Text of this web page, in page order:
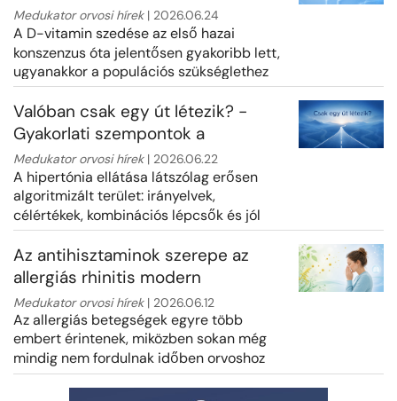
csontvédelem, hanem
immunológiai prevenció is
Medukator orvosi hírek| 2026.06.24
A D-vitamin szedése az első hazai
konszenzus óta jelentősen gyakoribb lett,
ugyanakkor a populációs szükséglethez
képest továbbra is elmaradás tapaszt...
Valóban csak egy út létezik? -
Gyakorlati szempontok a
hipertónia kezeléséhez
háziorvosoknak
Medukator orvosi hírek| 2026.06.22
A hipertónia ellátása látszólag erősen
algoritmizált terület: irányelvek,
célértékek, kombinációs lépcsők és jól
ismert gyógyszercsoportok határozzák ...
Az antihisztaminok szerepe az
allergiás rhinitis modern
kezelésében
Medukator orvosi hírek| 2026.06.12
Az allergiás betegségek egyre több
embert érintenek, miközben sokan még
mindig nem fordulnak időben orvoshoz
panaszaikkal. Pedig az allergiás nátha, a...